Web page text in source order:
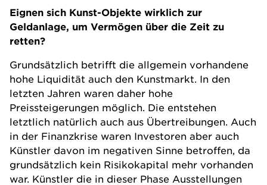
Eignen sich Kunst-Objekte wirklich zur
Geldanlage, um Vermögen über die Zeit zu
retten?
Grundsätzlich betrifft die allgemein vorhandene
hohe Liquidität auch den Kunstmarkt. In den
letzten Jahren waren daher hohe
Preissteigerungen möglich. Die entstehen
letztlich natürlich auch aus Übertreibungen. Auch
in der Finanzkrise waren Investoren aber auch
Künstler davon im negativen Sinne betroffen, da
grundsätzlich kein Risikokapital mehr vorhanden
war. Künstler die in dieser Phase Ausstellungen